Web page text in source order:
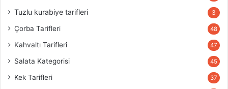
Tuzlu kurabiye tarifleri 3
Çorba Tarifleri 48
Kahvaltı Tarifleri 47
Salata Kategorisi 45
Kek Tarifleri 37